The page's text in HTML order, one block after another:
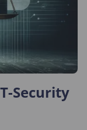
Security